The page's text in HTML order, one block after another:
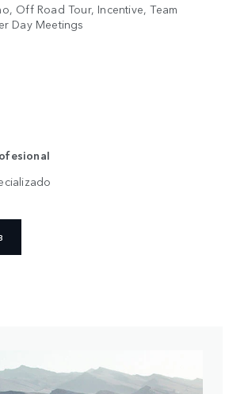
Off Road Tour, Incentive, Team
Day Meetings